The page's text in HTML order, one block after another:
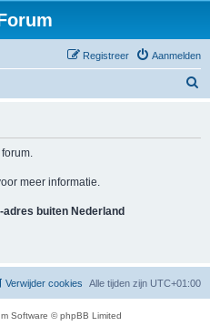
Aanmelden
Registreer
meer informatie.
adres buiten Nederland
Alle tijden zijn UTC+01:00
Verwijder cookies
Software © phpBB Limited